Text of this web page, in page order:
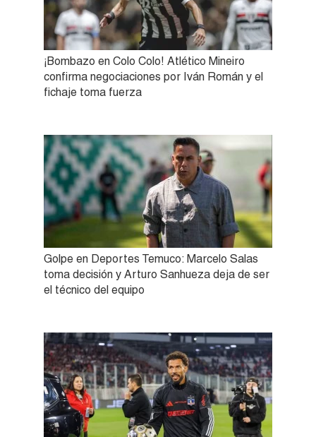
¡Bombazo en Colo Colo! Atlético Mineiro
confirma negociaciones por Iván Román y el
fichaje toma fuerza
Golpe en Deportes Temuco: Marcelo Salas
toma decisión y Arturo Sanhueza deja de ser
el técnico del equipo